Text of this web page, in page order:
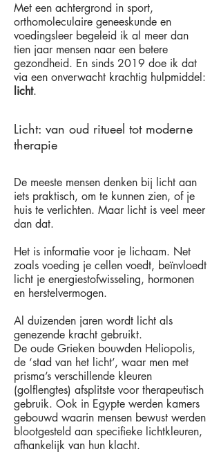
Met een achtergrond in sport,
orthomoleculaire geneeskunde en
voedingsleer begeleid ik al meer dan
tien jaar mensen naar een betere
gezondheid. En sinds 2019 doe ik dat
via een onverwacht krachtig hulpmiddel:
licht.
Licht: van oud ritueel tot moderne
therapie
De meeste mensen denken bij licht aan
iets praktisch, om te kunnen zien, of je
huis te verlichten. Maar licht is veel meer
dan dat.
Het is informatie voor je lichaam. Net
zoals voeding je cellen voedt, beïnvloedt
licht je energiestofwisseling, hormonen
en herstelvermogen.
Al duizenden jaren wordt licht als
genezende kracht gebruikt.
De oude Grieken bouwden Heliopolis,
de ‘stad van het licht’, waar men met
prisma’s verschillende kleuren
(golflengtes) afsplitste voor therapeutisch
gebruik. Ook in Egypte werden kamers
gebouwd waarin mensen bewust werden
blootgesteld aan specifieke lichtkleuren,
afhankelijk van hun klacht.